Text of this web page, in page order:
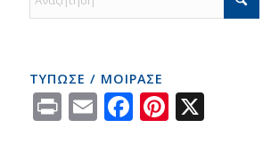
ΤΥΠΩΣΕ / ΜΟΙΡΑΣΕ
PrintEmailFacebook
Pinterest